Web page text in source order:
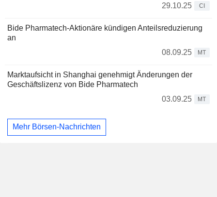
29.10.25
CI
Bide Pharmatech-Aktionäre kündigen Anteilsreduzierung
an
08.09.25
MT
Marktaufsicht in Shanghai genehmigt Änderungen der
Geschäftslizenz von Bide Pharmatech
03.09.25
MT
Mehr Börsen-Nachrichten